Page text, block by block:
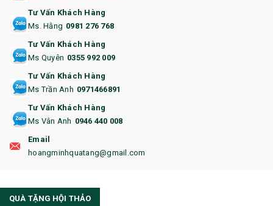
14. HỘP/VÍ ĐỰNG NAMECARD
15. BỘ BẤM MÓNG
16. BAO HỘ CHIẾU
18. ẤM CHÉN QUÀ TẶNG
19. ĐỒNG HỒ TREO TƯỜNG
22. ĐỒNG HỒ ĐỂ BÀN
Tư Vấn Khách Hàng
Ms. Hằng 0981 276 768
Tư Vấn Khách Hàng
Ms Quyên 0355 992 009
Tư Vấn Khách Hàng
Ms Trần Anh 0971466891
Tư Vấn Khách Hàng
Ms Vân Anh 0946 440 008
Email
hoangminhquatang@gmail.com
QUÀ TẶNG HỘI THẢO